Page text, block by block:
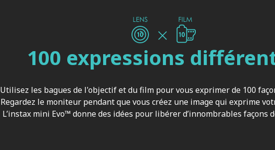
100 expressions
Utilisez les bagues de l'objectif et du film pour vous exprimer de 100
Regardez le moniteur pendant que vous créez une image qui exprime
L’instax mini Evo™ donne des idées pour libérer d’innombrables façons